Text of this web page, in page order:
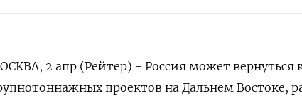
2 апр (Рейтер) - Россия может вернуться
проектов на Дальнем Востоке,